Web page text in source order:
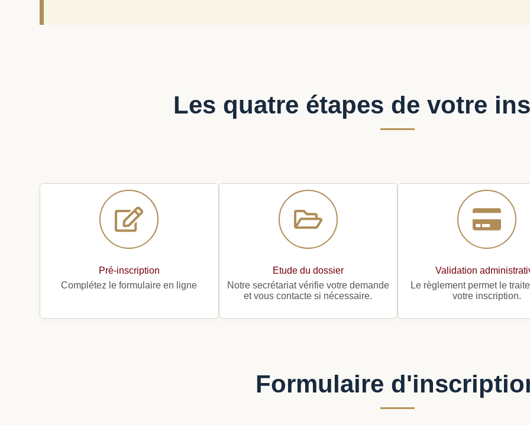
Les quatre étapes de votre
Pré-inscription
Complétez le formulaire en ligne
Etude du dossier
Notre secrétariat vérifie votre demande
et vous contacte si nécessaire.
Validation
Le règlement permet le
votre inscription.
Formulaire